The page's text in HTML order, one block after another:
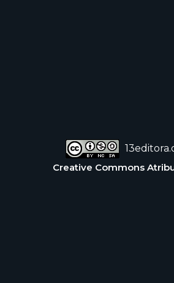
Creative Commons